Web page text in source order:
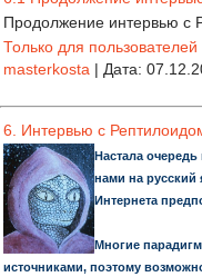
Продолжение интервью с
Только для пользователей
masterkosta | Дата:
6. Интервью с
Настала
нами на русский
Интернета
Многие
источниками, поэтому